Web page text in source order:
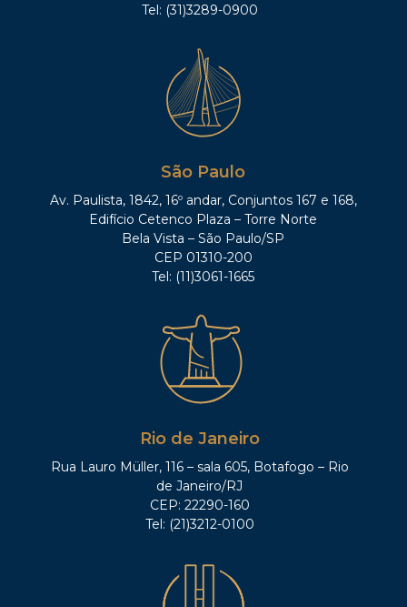
Tel: (31)3289-0900
São Paulo
Av. Paulista, 1842, 16º andar, Conjuntos 167 e 168,
Edifício Cetenco Plaza – Torre Norte
Bela Vista – São Paulo/SP
CEP 01310-200
Tel: (11)3061-1665
Rio de Janeiro
Rua Lauro Müller, 116 – sala 605, Botafogo – Rio
de Janeiro/RJ
CEP: 22290-160
Tel: (21)3212-0100